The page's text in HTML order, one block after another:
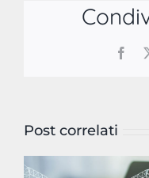
Post correlati